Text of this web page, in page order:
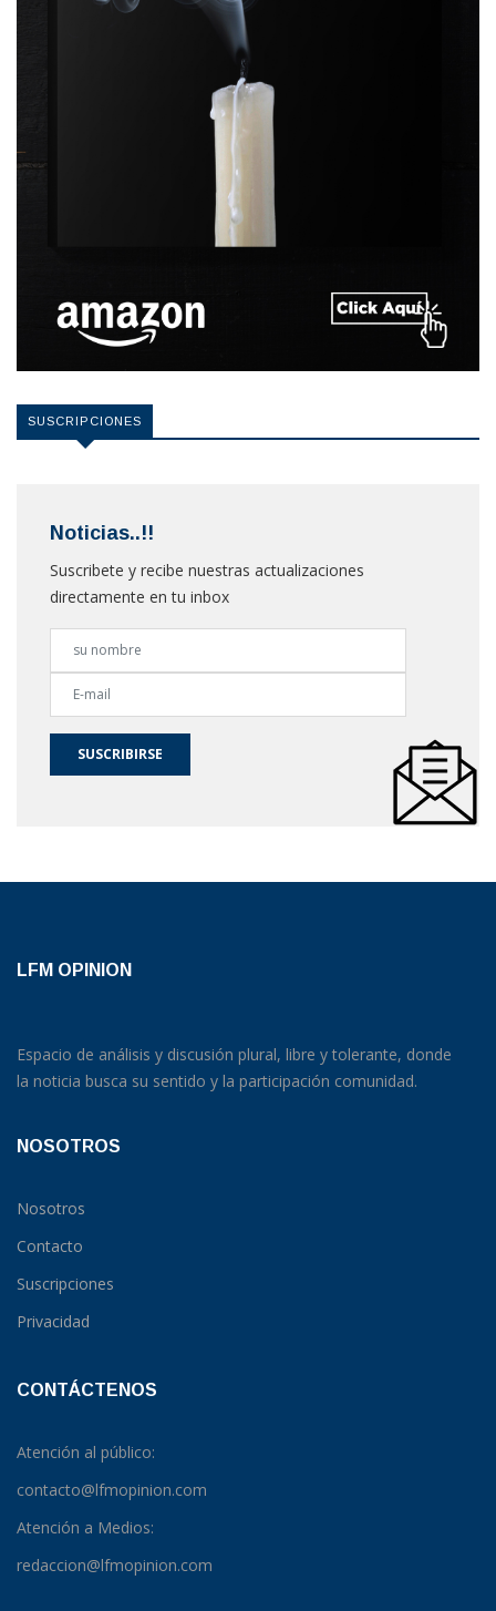
SUSCRIPCIONES
Noticias..!!
Suscribete y recibe nuestras actualizaciones
directamente en tu inbox
SUSCRIBIRSE
LFM OPINION
Espacio de análisis y discusión plural, libre y tolerante, donde
la noticia busca su sentido y la participación comunidad.
NOSOTROS
Nosotros
Contacto
Suscripciones
Privacidad
CONTÁCTENOS
Atención al público:
contacto@lfmopinion.com
Atención a Medios:
redaccion@lfmopinion.com